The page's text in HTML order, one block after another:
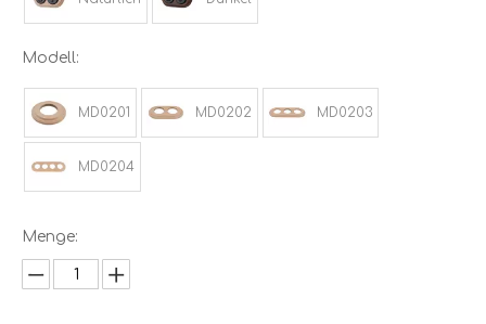
Modell:
MD0201 MD0202 MD0203
MD0204
Menge: